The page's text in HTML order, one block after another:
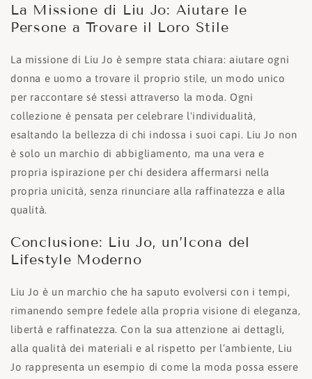
La Missione di Liu Jo: Aiutare le
Persone a Trovare il Loro Stile
La missione di Liu Jo è sempre stata chiara: aiutare ogni
donna e uomo a trovare il proprio stile, un modo unico
per raccontare sé stessi attraverso la moda. Ogni
collezione è pensata per celebrare l'individualità,
esaltando la bellezza di chi indossa i suoi capi. Liu Jo non
è solo un marchio di abbigliamento, ma una vera e
propria ispirazione per chi desidera affermarsi nella
propria unicità, senza rinunciare alla raffinatezza e alla
qualità.
Conclusione: Liu Jo, un’Icona del
Lifestyle Moderno
Liu Jo è un marchio che ha saputo evolversi con i tempi,
rimanendo sempre fedele alla propria visione di eleganza,
libertà e raffinatezza. Con la sua attenzione ai dettagli,
alla qualità dei materiali e al rispetto per l’ambiente, Liu
Jo rappresenta un esempio di come la moda possa essere